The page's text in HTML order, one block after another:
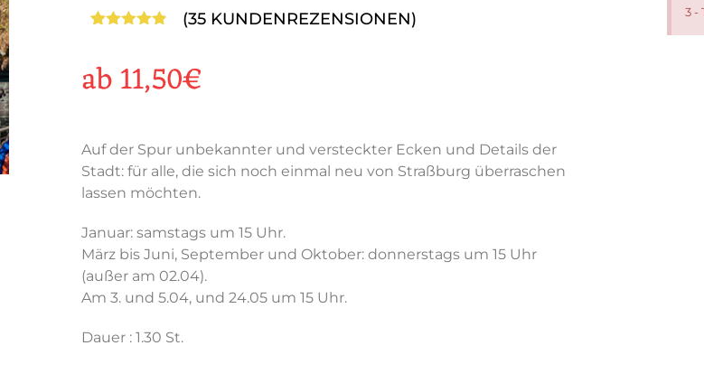
von 5,
basierend
(35 KUNDENREZENSIONEN)
ab11,50€
Auf der Spur unbekannter und versteckter Ecken und Details der
Stadt: für alle, die sich noch einmal neu von Straßburg überraschen
lassen möchten.
Januar: samstags um 15 Uhr.
März bis Juni, September und Oktober: donnerstags um 15 Uhr
(außer am 02.04).
Am 3. und 5.04, und 24.05 um 15 Uhr.
Dauer : 1.30 St.
3 -